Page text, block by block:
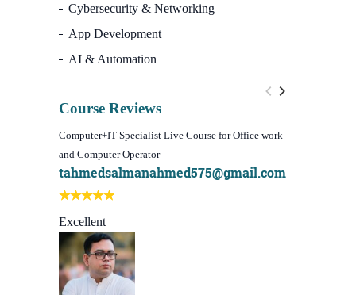
Cybersecurity & Networking
App Development
AI & Automation
Course Reviews
Computer+IT Specialist Live Course for Office work
and Computer Operator
tahmedsalmanahmed575@gmail.com
Excellent